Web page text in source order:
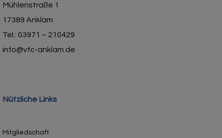
Mühlenstraße 1
17389 Anklam
Tel.: 03971 – 210429
info@vfc-anklam.de
Nützliche Links
Mitgliedschaft